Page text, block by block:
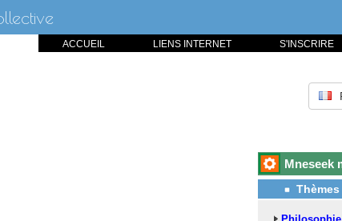
S'INSCRIRE
LIENS INTERNET
ACCUEIL
Mneseek
Thèmes